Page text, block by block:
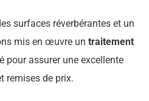
surfaces réverbérantes et un
mis en œuvre un traitement
pour assurer une excellente
remises de prix.